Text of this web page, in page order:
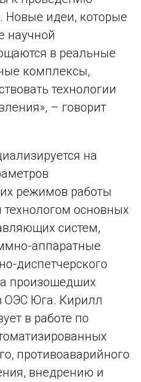
Новые идеи, которые
научной
в реальные
комплексы,
технологии
– говорит
на
режимов работы
основных
систем,
аппаратные
диспетчерского
произошедших
ОЭС Юга. Кирилл
в работе по
противоаварийного
внедрению и